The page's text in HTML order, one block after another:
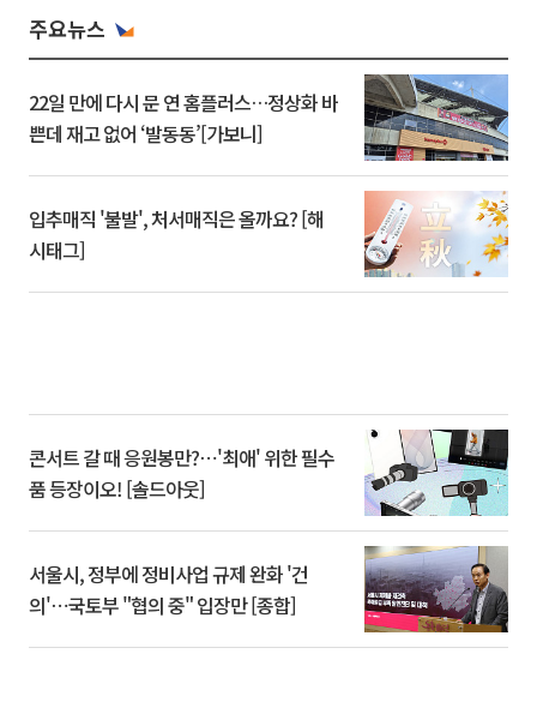
주요뉴스
22일 만에 다시 문 연 홈플러스…정상화 바
쁜데 재고 없어 ‘발동동’[가보니]
입추매직 '불발', 처서매직은 올까요? [해
시태그]
콘서트 갈 때 응원봉만?⋯'최애' 위한 필수
품 등장이오! [솔드아웃]
서울시, 정부에 정비사업 규제 완화 '건
의'⋯국토부 "협의 중" 입장만 [종합]